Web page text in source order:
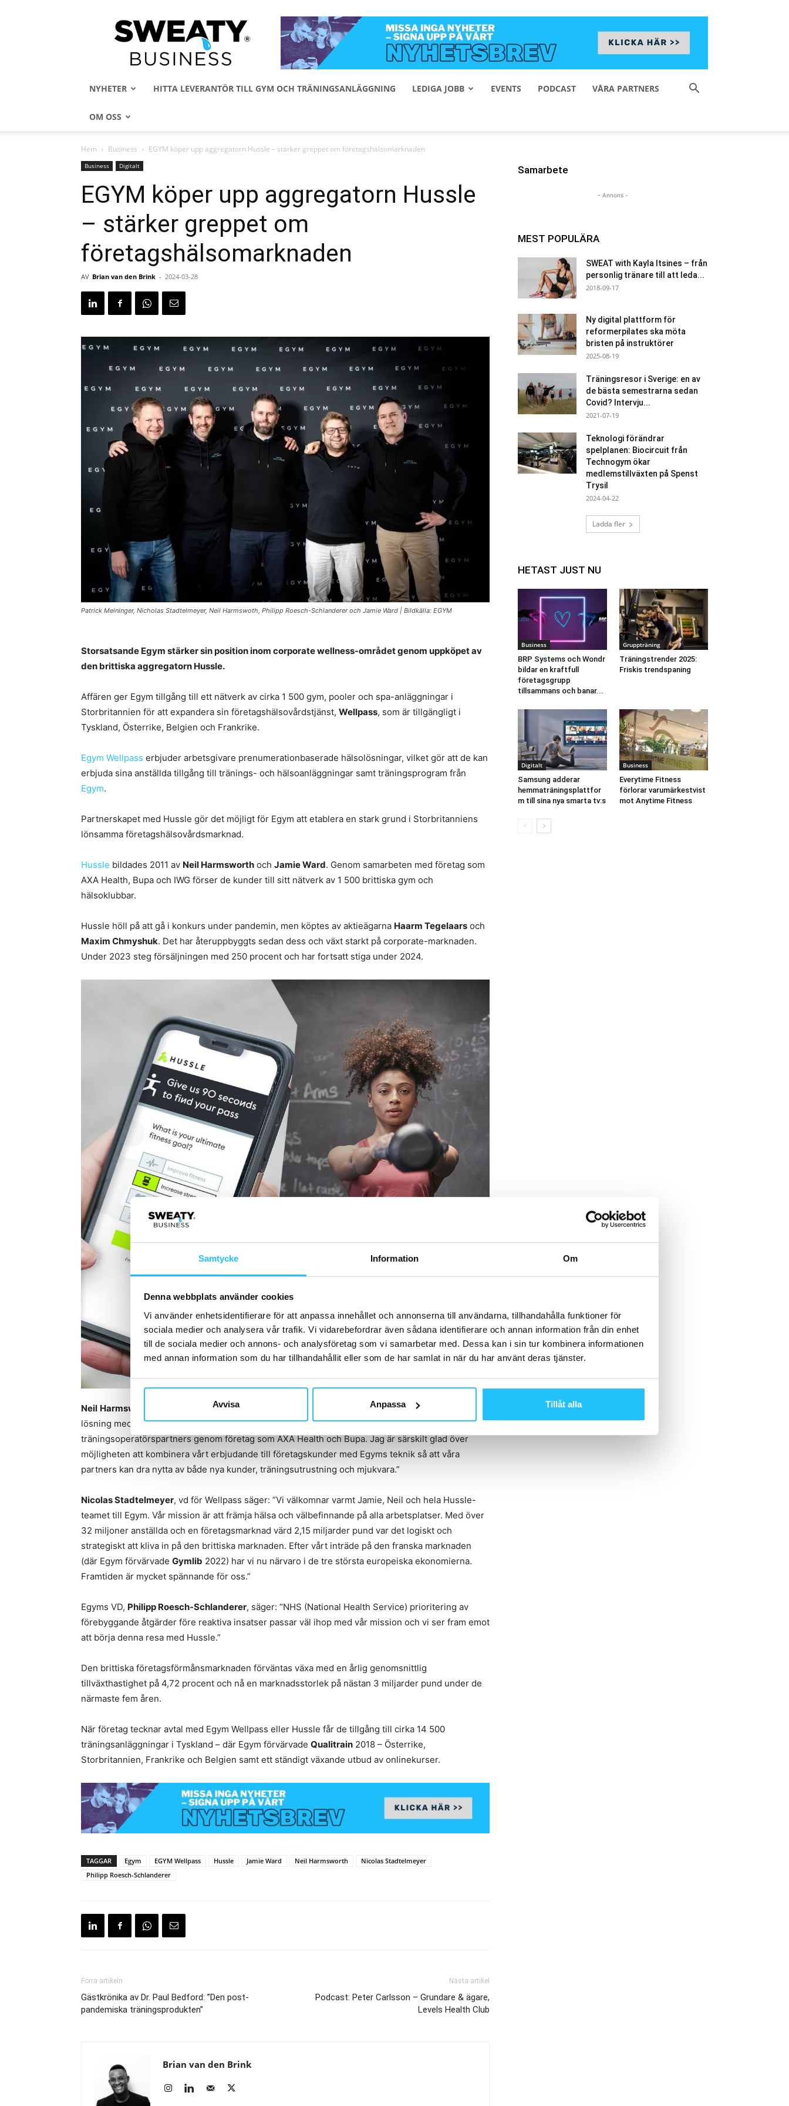
Samtycke Information Om
Denna webbplats använder cookies
Vi använder enhetsidentifierare för att anpassa innehållet och annonserna till användarna, tillhandahålla funktioner för
sociala medier och analysera vår trafik. Vi vidarebefordrar även sådana identifierare och annan information från din enhet
till de sociala medier och annons- och analysföretag som vi samarbetar med. Dessa kan i sin tur kombinera informationen
med annan information som du har tillhandahållit eller som de har samlat in när du har använt deras tjänster.
Avvisa Anpassa Tillåt alla
Sweaty
Business
NYHETER HITTA LEVERANTÖR TILL GYM OCH TRÄNINGSANLÄGGNING LEDIGA JOBB EVENTS PODCAST VÅRA PARTNERS
OM OSS
Hem Business EGYM köper upp aggregatorn Hussle – stärker greppet om företagshälsomarknaden
Business Digitalt
EGYM köper upp aggregatorn Hussle
– stärker greppet om
företagshälsomarknaden
AV Brian van den Brink - 2024-03-28
Patrick Meininger, Nicholas Stadtelmeyer, Neil Harmswoth, Philipp Roesch-Schlanderer och Jamie Ward | Bildkälla: EGYM
Storsatsande Egym stärker sin position inom corporate wellness-området genom uppköpet av
den brittiska aggregatorn Hussle.
Affären ger Egym tillgång till ett nätverk av cirka 1 500 gym, pooler och spa-anläggningar i
Storbritannien för att expandera sin företagshälsovårdstjänst, Wellpass, som är tillgängligt i
Tyskland, Österrike, Belgien och Frankrike.
Egym Wellpass erbjuder arbetsgivare prenumerationbaserade hälsolösningar, vilket gör att de kan
erbjuda sina anställda tillgång till tränings- och hälsoanläggningar samt träningsprogram från
Egym.
Partnerskapet med Hussle gör det möjligt för Egym att etablera en stark grund i Storbritanniens
lönsamma företagshälsovårdsmarknad.
Hussle bildades 2011 av Neil Harmsworth och Jamie Ward. Genom samarbeten med företag som
AXA Health, Bupa och IWG förser de kunder till sitt nätverk av 1 500 brittiska gym och
hälsoklubbar.
Hussle höll på att gå i konkurs under pandemin, men köptes av aktieägarna Haarm Tegelaars och
Maxim Chmyshuk. Det har återuppbyggts sedan dess och växt starkt på corporate-marknaden.
Under 2023 steg försäljningen med 250 procent och har fortsatt stiga under 2024.
Neil Harmsworth
– Hussles COO – säger: “Det här avtalet kopplar ihop Egyms innovativa tekniska
lösning med den snabbt växande företagsförmånsmarknaden som Hussle möjliggör för våra
träningsoperatörspartners genom företag som AXA Health och Bupa. Jag är särskilt glad över
möjligheten att kombinera vårt erbjudande till företagskunder med Egyms teknik så att våra
partners kan dra nytta av både nya kunder, träningsutrustning och mjukvara.”
Nicolas Stadtelmeyer, vd för Wellpass säger: ”Vi välkomnar varmt Jamie, Neil och hela Hussle-
teamet till Egym. Vår mission är att främja hälsa och välbefinnande på alla arbetsplatser. Med över
32 miljoner anställda och en företagsmarknad värd 2,15 miljarder pund var det logiskt och
strategiskt att kliva in på den brittiska marknaden. Efter vårt inträde på den franska marknaden
(där Egym förvärvade Gymlib 2022) har vi nu närvaro i de tre största europeiska ekonomierna.
Framtiden är mycket spännande för oss.”
Egyms VD, Philipp Roesch-Schlanderer, säger: “NHS (National Health Service) prioritering av
förebyggande åtgärder före reaktiva insatser passar väl ihop med vår mission och vi ser fram emot
att börja denna resa med Hussle.”
Den brittiska företagsförmånsmarknaden förväntas växa med en årlig genomsnittlig
tillväxthastighet på 4,72 procent och nå en marknadsstorlek på nästan 3 miljarder pund under de
närmaste fem åren.
När företag tecknar avtal med Egym Wellpass eller Hussle får de tillgång till cirka 14 500
träningsanläggningar i Tyskland – där Egym förvärvade Qualitrain 2018 – Österrike,
Storbritannien, Frankrike och Belgien samt ett ständigt växande utbud av onlinekurser.
TAGGAR Egym EGYM Wellpass Hussle Jamie Ward Neil Harmsworth
Nicolas Stadtelmeyer
Philipp Roesch-Schlanderer
Förra artikeln
Gästkrönika av Dr. Paul Bedford: ”Den post-
pandemiska träningsprodukten”
Nästa artikel
Podcast: Peter Carlsson – Grundare & ägare,
Levels Health Club
Brian van den Brink
Samarbete
- Annons -
MEST POPULÄRA
SWEAT with Kayla Itsines – från
personlig tränare till att leda...
2018-09-17
Ny digital plattform för
reformerpilates ska möta
bristen på instruktörer
2025-08-19
Träningsresor i Sverige: en av
de bästa semestrarna sedan
Covid? Intervju...
2021-07-19
Teknologi förändrar
spelplanen: Biocircuit från
Technogym ökar
medlemstillväxten på Spenst
Trysil
2024-04-22
Ladda fler
HETAST JUST NU
Business
BRP Systems och Wondr
bildar en kraftfull
företagsgrupp
tillsammans och banar...
Gruppträning
Träningstrender 2025:
Friskis trendspaning
Digitalt
Samsung adderar
hemmaträningsplattfor
m till sina nya smarta tv:s
Business
Everytime Fitness
förlorar varumärkestvist
mot Anytime Fitness